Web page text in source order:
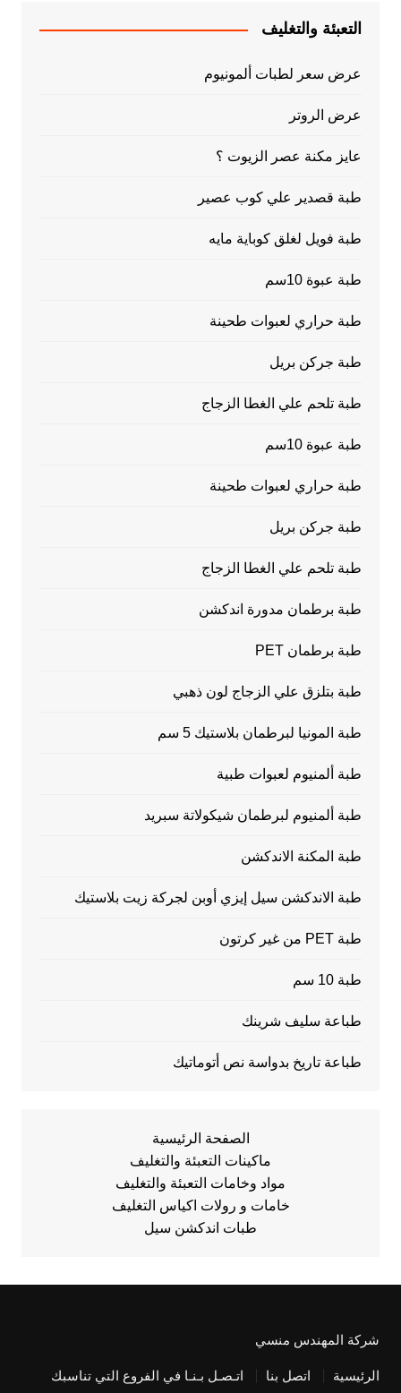
التعبئة والتغليف
عرض سعر لطبات ألمونيوم
عرض الروتر
عايز مكنة عصر الزيوت ؟
طبة قصدير علي كوب عصير
طبة فويل لغلق كوباية مايه
طبة عبوة 10سم
طبة حراري لعبوات طحينة
طبة جركن بريل
طبة تلحم علي الغطا الزجاج
طبة عبوة 10سم
طبة حراري لعبوات طحينة
طبة جركن بريل
طبة تلحم علي الغطا الزجاج
طبة برطمان مدورة اندكشن
طبة برطمان PET
طبة بتلزق علي الزجاج لون ذهبي
طبة المونيا لبرطمان بلاستيك 5 سم
طبة ألمنيوم لعبوات طبية
طبة ألمنيوم لبرطمان شيكولاتة سبريد
طبة المكنة الاندكشن
طبة الاندكشن سيل إيزي أوبن لجركة زيت بلاستيك
طبة PET من غير كرتون
طبة 10 سم
طباعة سليف شرينك
طباعة تاريخ بدواسة نص أتوماتيك
الصفحة الرئيسية
ماكينات التعبئة والتغليف
مواد وخامات التعبئة والتغليف
خامات و رولات اكياس التغليف
طبات اندكشن سيل
شركة المهندس منسي
الرئيسية اتصل بنا اتـصـل بـنـا في الفروع التي تناسبك